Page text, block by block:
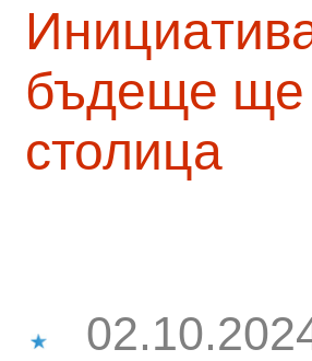
бъдеще ще
столица